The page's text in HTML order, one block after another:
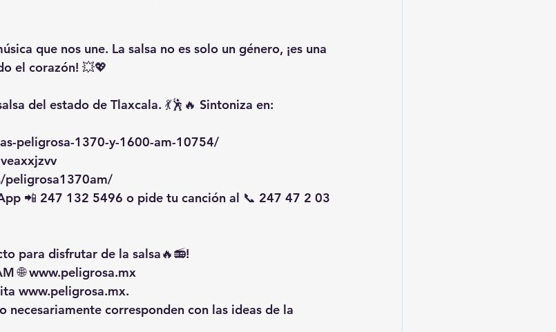
que nos une. La salsa no es solo un género, ¡es una
el corazón! 💥💖
del estado de Tlaxcala. 💃🕺🔥 Sintoniza en:
peligrosa-1370-y-1600-am-10754/
peligrosa1370am/
📲 247 132 5496 o pide tu canción al 📞 247 47 2 03
para disfrutar de la salsa🔥📻!
🌐 www.peligrosa.mx
www.peligrosa.mx.
necesariamente corresponden con las ideas de la